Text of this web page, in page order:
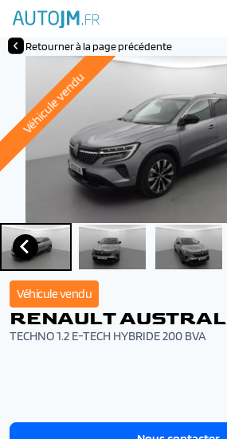
Retourner à la page précédente
Véhicule vendu
Véhicule vendu
RENAULT AUSTRAL
TECHNO 1.2 E-TECH HYBRIDE 200 BVA